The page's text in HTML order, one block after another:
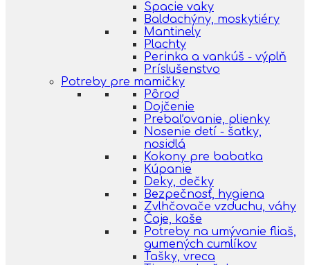
Spacie vaky
Baldachýny, moskytiéry
Mantinely
Plachty
Perinka a vankúš - výplň
Príslušenstvo
Potreby pre mamičky
Pôrod
Dojčenie
Prebaľovanie, plienky
Nosenie detí - šatky,
nosidlá
Kokony pre babatka
Kúpanie
Deky, dečky
Bezpečnosť, hygiena
Zvlhčovače vzduchu, váhy
Čaje, kaše
Potreby na umývanie fliaš,
gumených cumlíkov
Tašky, vreca